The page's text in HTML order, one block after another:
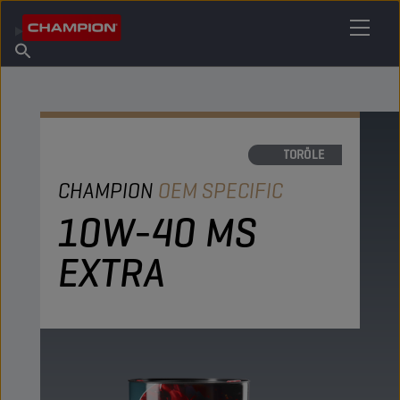
Über Champion
Händler finden
MOTORÖLE
CHAMPION OEM SPECIFIC
10W-40 MS
EXTRA